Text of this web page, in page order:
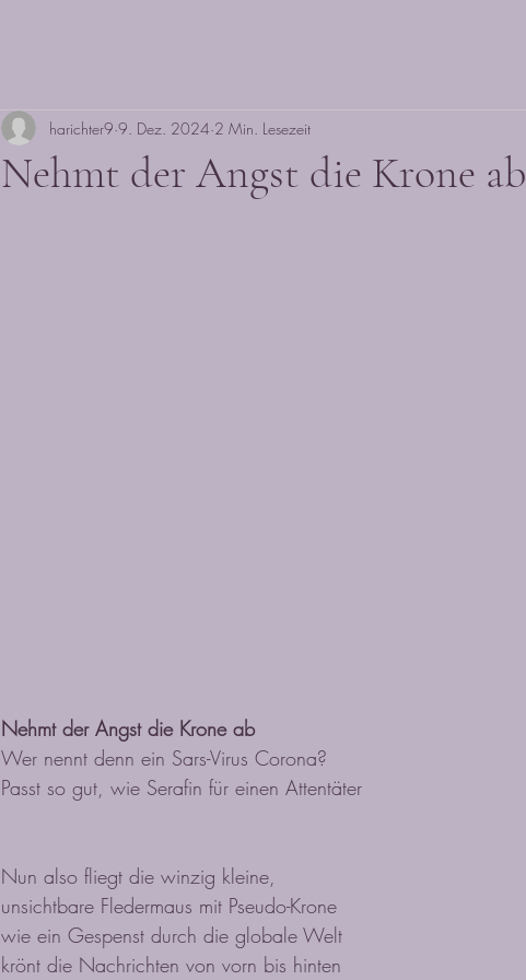
Nehmt der Angst die Krone ab
harichter9 9. Dez. 2024 2 Min. Lesezeit
Nehmt der Angst die Krone ab
Wer nennt denn ein Sars-Virus Corona?
Passt so gut, wie Serafin für einen Attentäter
Nun also fliegt die winzig kleine,
unsichtbare Fledermaus mit Pseudo-Krone
wie ein Gespenst durch die globale Welt
krönt die Nachrichten von vorn bis hinten